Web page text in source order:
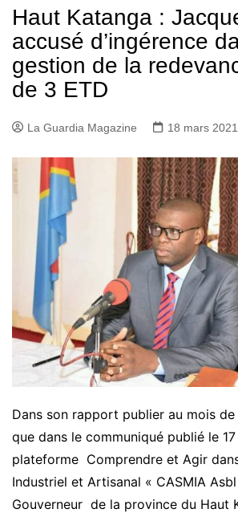
Haut Katanga :
accusé d’ingérence
gestion de la
de 3 ETD
La Guardia Magazine 18 mars 2021
Dans son rapport publier au mois
que dans le communiqué publié le
plateforme Comprendre et Agir
Industriel et Artisanal « CASMIA
Gouverneur de la province du Haut